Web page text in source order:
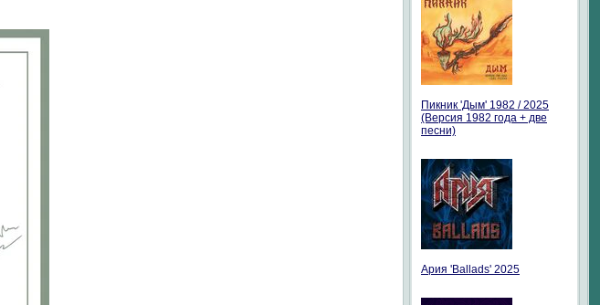
Пикник 'Дым' 1982 / 2025
(Версия 1982 года + две
песни)
Ария 'Ballads' 2025